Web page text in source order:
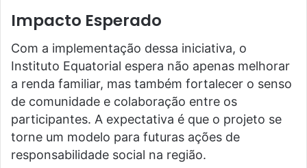
Impacto Esperado
Com a implementação dessa iniciativa, o
Instituto Equatorial espera não apenas melhorar
a renda familiar, mas também fortalecer o senso
de comunidade e colaboração entre os
participantes. A expectativa é que o projeto se
torne um modelo para futuras ações de
responsabilidade social na região.